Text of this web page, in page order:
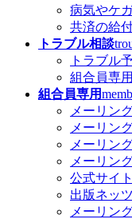
病気やケ
共済の給
トラブル相談
トラブル
組合員専
組合員専用
メーリン
メーリン
メーリン
メーリン
公式サイ
出版ネッ
メーリン